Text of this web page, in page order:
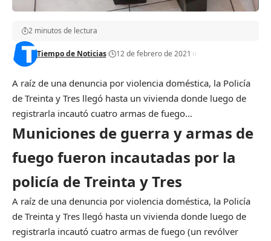
Tiempo de Noticias 12 de febrero de 2021
2 minutos de lectura
A raíz de una denuncia por violencia doméstica, la Policía
de Treinta y Tres llegó hasta un vivienda donde luego de
registrarla incautó cuatro armas de fuego…
Municiones de guerra y armas de
fuego fueron incautadas por la
policía de Treinta y Tres
A raíz de una denuncia por violencia doméstica, la Policía
de Treinta y Tres llegó hasta un vivienda donde luego de
registrarla incautó cuatro armas de fuego (un revólver